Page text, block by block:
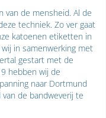
de mensheid. Al de
techniek. Zo ver gaat
katoenen etiketten in
in samenwerking met
gestart met de
hebben wij de
naar Dortmund
de bandweverij te